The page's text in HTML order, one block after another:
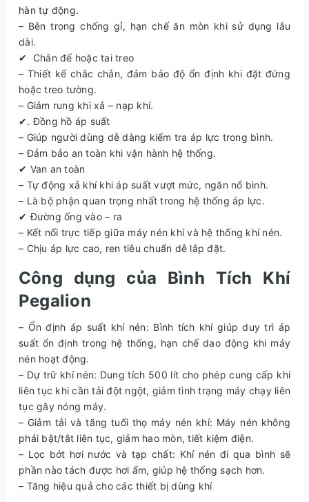
hàn tự động.
– Bên trong chống gỉ, hạn chế ăn mòn khi sử dụng lâu
dài.
✔ Chân đế hoặc tai treo
– Thiết kế chắc chắn, đảm bảo độ ổn định khi đặt đứng
hoặc treo tường.
– Giảm rung khi xả – nạp khí.
✔. Đồng hồ áp suất
– Giúp người dùng dễ dàng kiểm tra áp lực trong bình.
– Đảm bảo an toàn khi vận hành hệ thống.
✔ Van an toàn
– Tự động xả khí khi áp suất vượt mức, ngăn nổ bình.
– Là bộ phận quan trọng nhất trong hệ thống áp lực.
✔ Đường ống vào – ra
– Kết nối trực tiếp giữa máy nén khí và hệ thống khí nén.
– Chịu áp lực cao, ren tiêu chuẩn dễ lắp đặt.
Công dụng của Bình Tích Khí
Pegalion
– Ổn định áp suất khí nén: Bình tích khí giúp duy trì áp
suất ổn định trong hệ thống, hạn chế dao động khi máy
nén hoạt động.
– Dự trữ khí nén: Dung tích 500 lít cho phép cung cấp khí
liên tục khi cần tải đột ngột, giảm tình trạng máy chạy liên
tục gây nóng máy.
– Giảm tải và tăng tuổi thọ máy nén khí: Máy nén không
phải bật/tắt liên tục, giảm hao mòn, tiết kiệm điện.
– Lọc bớt hơi nước và tạp chất: Khí nén đi qua bình sẽ
phần nào tách được hơi ẩm, giúp hệ thống sạch hơn.
– Tăng hiệu quả cho các thiết bị dùng khí